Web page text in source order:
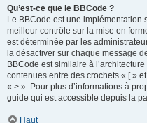
Qu’est-ce que le BBCode ?
Le BBCode est une implémentation
meilleur contrôle sur la mise en
est déterminée par les
la désactiver sur chaque message
BBCode est similaire à
contenues entre des crochets « [ »
« > ». Pour plus d’informations à
guide qui est accessible depuis la
Haut